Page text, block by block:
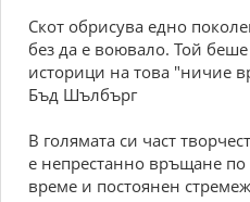
Скот обрисува едно
без да е воювало. Той
историци на това "ничие
Бъд Шълбърг
В голямата си част
е непрестанно връщане по
време и постоянен